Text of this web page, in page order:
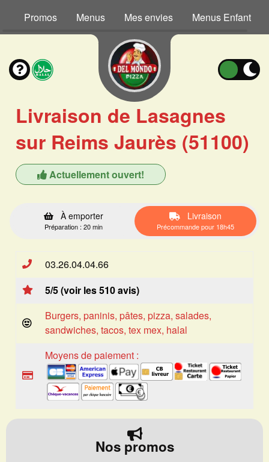
Promos Menus Mes envies Menus Enfant
Livraison de Lasagnes
sur Reims Jaurès (51100)
Actuellement ouvert!
À emporter
Préparation : 20 min
Livraison
Précommande pour 18h45
03.26.04.04.66
5/5 (voir les 510 avis)
Burgers, paninis, pâtes, pizza, salades,
sandwiches, tacos, tex mex, halal
Moyens de paiement :
Nos promos